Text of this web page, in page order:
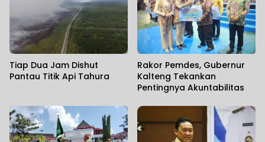
Tiap Dua Jam Dishut
Pantau Titik Api Tahura
Rakor Pemdes, Gubernur
Kalteng Tekankan
Pentingnya Akuntabilitas